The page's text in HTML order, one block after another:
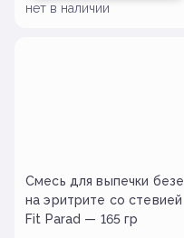
нет в наличии
Смесь для выпечки безе
на эритрите со стевией
Fit Parad — 165 гр